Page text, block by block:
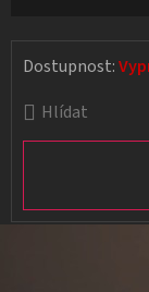
Hlídat
Dostupnost: